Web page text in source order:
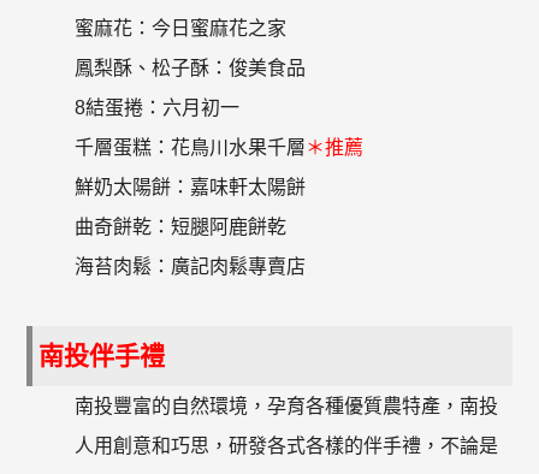
蜜麻花：今日蜜麻花之家
鳳梨酥、松子酥：俊美食品
8結蛋捲：六月初一
千層蛋糕：花鳥川水果千層＊推薦
鮮奶太陽餅：嘉味軒太陽餅
曲奇餅乾：短腿阿鹿餅乾
海苔肉鬆：廣記肉鬆專賣店
南投伴手禮
南投豐富的自然環境，孕育各種優質農特產，南投
人用創意和巧思，研發各式各樣的伴手禮，不論是